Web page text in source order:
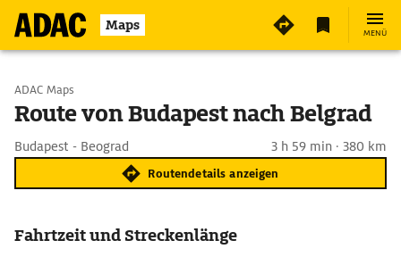
Maps MENÜ
Start wählen
ADAC Maps
Route von Budapest nach Belgrad
Budapest - Beograd 3 h 59 min · 380 km
Routendetails anzeigen
Fahrtzeit und Streckenlänge